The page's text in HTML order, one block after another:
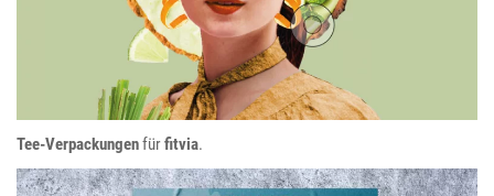
Tee-Verpackungenfürfitvia.